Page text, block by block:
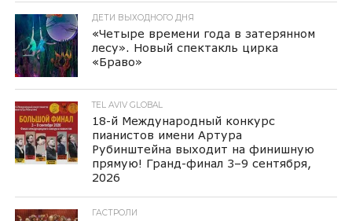
ДЕТИ ВЫХОДНОГО ДНЯ
«Четыре времени года в затерянном
лесу». Новый спектакль цирка
«Браво»
TEL AVIV GLOBAL
18-й Международный конкурс
пианистов имени Артура
Рубинштейна выходит на финишную
прямую! Гранд-финал 3–9 сентября,
2026
ГАСТРОЛИ